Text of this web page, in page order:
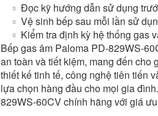
Đọc kỹ hướng dẫn sử dụng
Vệ sinh bếp sau mỗi lần sử
Kiểm tra định kỳ hệ thống gas
Bếp gas âm Paloma PD-829WS-
an toàn và tiết kiệm, mang đến
thiết kế tinh tế, công nghệ tiên tiến
lựa chọn hàng đầu cho mọi gia
829WS-60CV chính hãng với giá